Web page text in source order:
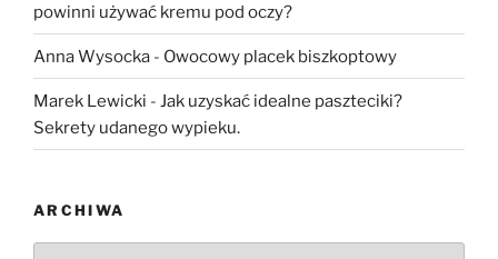
powinni używać kremu pod oczy?
Anna Wysocka - Owocowy placek biszkoptowy
Marek Lewicki - Jak uzyskać idealne paszteciki?
Sekrety udanego wypieku.
ARCHIWA